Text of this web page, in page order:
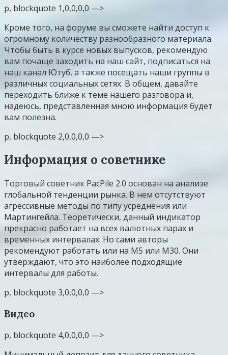
p, blockquote 1,0,0,0,0 —>
Кроме того, на форуме вы сможете найти доступ к
огромному количеству разнообразного материала.
Чтобы быть в курсе новых выпусков, рекомендую
вам почаще заходить на наш сайт, подписаться на
наш канал Ютуб, а также посещать наши группы в
различных социальных сетях. В общем, давайте
переходить ближе к теме нашего разговора и,
надеюсь, представленная мною информация будет
вам полезна.
p, blockquote 2,0,0,0,0 —>
Информация о советнике
Торговый советник PacPile 2.0 основан на анализе
глобальной тенденции рынка. В нем отсутствуют
агрессивные методы по типу усреднения или
Мартингейла. Теоретически, данный индикатор
прекрасно работает на всех валютных парах и
временных интервалах. Но сами авторы
рекомендуют работать или на М5 или М30. Они
утверждают, что это наиболее подходящие
интервалы для работы.
p, blockquote 3,0,0,0,0 —>
Видео
p, blockquote 4,0,0,0,0 —>